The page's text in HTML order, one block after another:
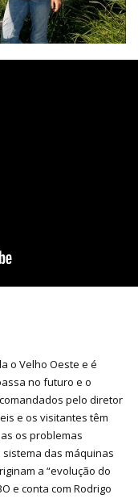
o Velho Oeste e é
no futuro e o
pelo diretor
e os visitantes têm
os problemas
das máquinas
a “evolução do
e conta com Rodrigo